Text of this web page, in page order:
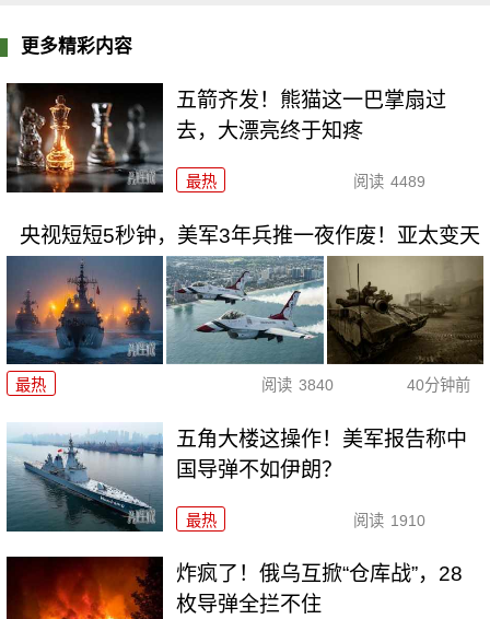
更多精彩内容
五箭齐发！熊猫这一巴掌扇过
去，大漂亮终于知疼
最热 阅读 4489
央视短短5秒钟，美军3年兵推一夜作废！亚太变天
最热 阅读 3840 40分钟前
五角大楼这操作！美军报告称中
国导弹不如伊朗？
最热 阅读 1910
炸疯了！俄乌互掀“仓库战”，28
枚导弹全拦不住